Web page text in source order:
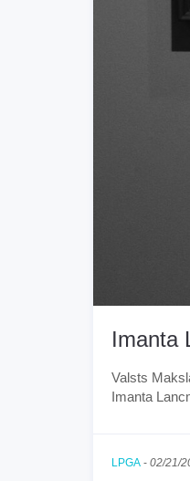
Imanta
Valsts
Imanta
LPGA - 02/21/